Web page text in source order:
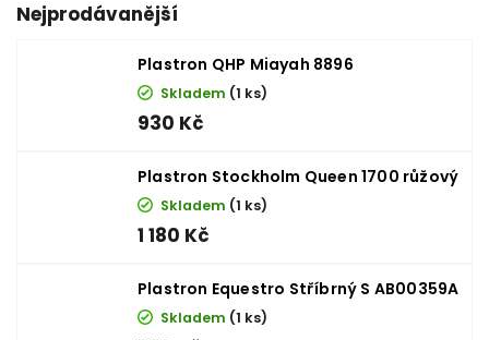
Nejprodávanější
Plastron QHP Miayah 8896
Skladem (1 ks)
930 Kč
Plastron Stockholm Queen 1700 růžový
Skladem (1 ks)
1 180 Kč
Plastron Equestro Stříbrný S AB00359A
Skladem (1 ks)